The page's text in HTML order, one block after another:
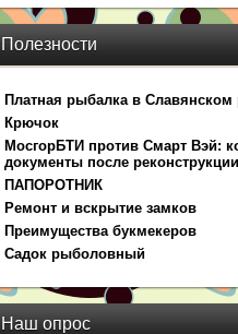
Полезности
Платная рыбалка в Славянском
Крючок
МосгорБТИ против Смарт Вэй:
документы после
ПАПОРОТНИК
Ремонт и вскрытие замков
Преимущества букмекеров
Садок рыболовный
Наш опрос